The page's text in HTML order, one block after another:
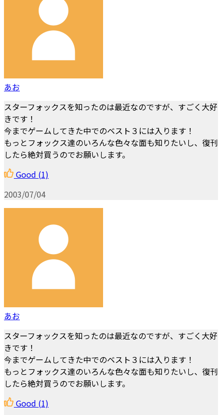
あお
スターフォックスを知ったのは最近なのですが、すごく大好
きです！
今までゲームしてきた中でのベスト３には入ります！
もっとフォックス達のいろんな色々な面も知りたいし、復刊
したら絶対買うのでお願いします。
Good (1)
2003/07/04
あお
スターフォックスを知ったのは最近なのですが、すごく大好
きです！
今までゲームしてきた中でのベスト３には入ります！
もっとフォックス達のいろんな色々な面も知りたいし、復刊
したら絶対買うのでお願いします。
Good (1)